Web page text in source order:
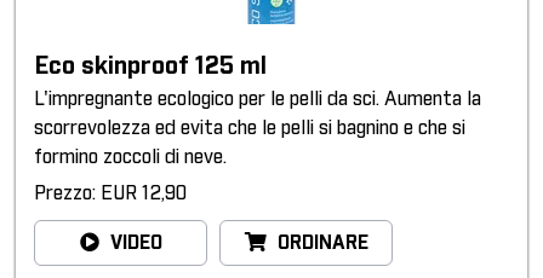
Eco skinproof 125 ml
L'impregnante ecologico per le pelli da sci. Aumenta la
scorrevolezza ed evita che le pelli si bagnino e che si
formino zoccoli di neve.
Prezzo: EUR 12,90
VIDEO ORDINARE